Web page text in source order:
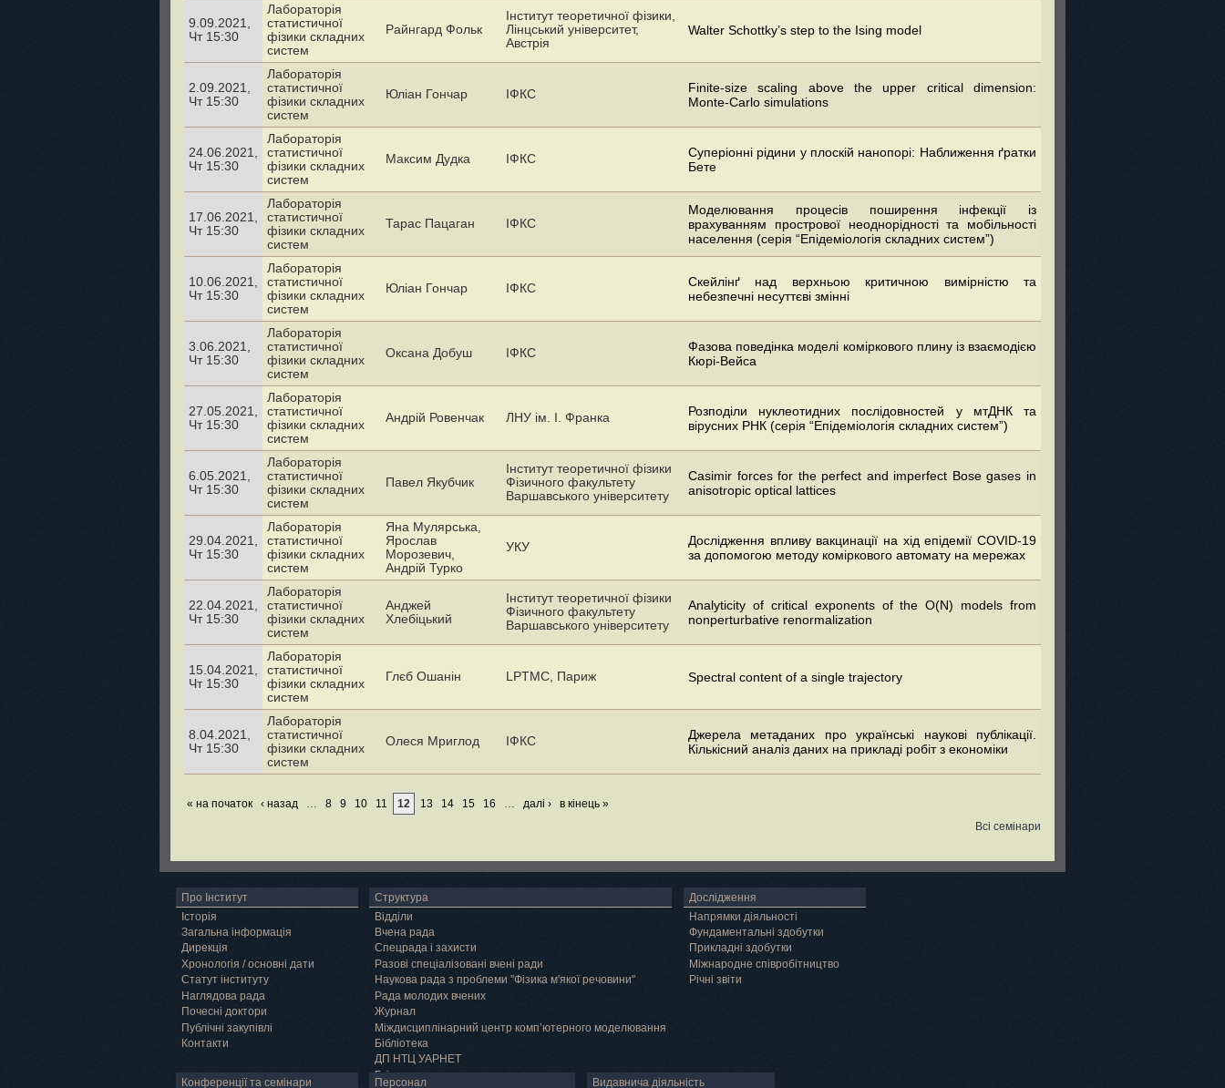
9.09.2021,
Чт 15:30
Лабораторія
статистичної
фізики складних
систем
Райнгард Фольк
Інститут теоретичної фізики,
Лінцський університет,
Австрія
Walter Schottky’s step to the Ising model
2.09.2021,
Чт 15:30
Лабораторія
статистичної
фізики складних
систем
Юліан Гончар ІФКС
Finite-size scaling above the upper critical dimension:
Monte-Carlo simulations
24.06.2021,
Чт 15:30
Лабораторія
статистичної
фізики складних
систем
Максим Дудка ІФКС
Суперіонні рідини у плоскій нанопорі: Наближення ґратки
Бете
17.06.2021,
Чт 15:30
Лабораторія
статистичної
фізики складних
систем
Тарас Пацаган ІФКС
Моделювання процесів поширення інфекції із
врахуванням прострової неоднорідності та мобільності
населення (серія “Епідеміологія складних систем”)
10.06.2021,
Чт 15:30
Лабораторія
статистичної
фізики складних
систем
Юліан Гончар ІФКС
Скейлінґ над верхньою критичною вимірністю та
небезпечні несуттєві змінні
3.06.2021,
Чт 15:30
Лабораторія
статистичної
фізики складних
систем
Оксана Добуш ІФКС
Фазова поведінка моделі коміркового плину із взаємодією
Кюрі-Вейса
27.05.2021,
Чт 15:30
Лабораторія
статистичної
фізики складних
систем
Андрій Ровенчак ЛНУ ім. І. Франка
Розподіли нуклеотидних послідовностей у мтДНК та
вірусних РНК (серія “Епідеміологія складних систем”)
6.05.2021,
Чт 15:30
Лабораторія
статистичної
фізики складних
систем
Павел Якубчик
Інститут теоретичної фізики
Фізичного факультету
Варшавського університету
Casimir forces for the perfect and imperfect Bose gases in
anisotropic optical lattices
29.04.2021,
Чт 15:30
Лабораторія
статистичної
фізики складних
систем
Яна Мулярська,
Ярослав
Морозевич,
Андрій Турко
УКУ
Дослідження впливу вакцинації на хід епідемії COVID-19
за допомогою методу коміркового автомату на мережах
22.04.2021,
Чт 15:30
Лабораторія
статистичної
фізики складних
систем
Анджей
Хлебіцький
Інститут теоретичної фізики
Фізичного факультету
Варшавського університету
Analyticity of critical exponents of the O(N) models from
nonperturbative renormalization
15.04.2021,
Чт 15:30
Лабораторія
статистичної
фізики складних
систем
Глєб Ошанін LPTMC, Париж Spectral content of a single trajectory
8.04.2021,
Чт 15:30
Лабораторія
статистичної
фізики складних
систем
Олеся Мриглод ІФКС
Джерела метаданих про українські наукові публікації.
Кількісний аналіз даних на прикладі робіт з економіки
« на початок ‹ назад 8 9 10 11 12 13 14 15 16 далі ›
в кінець »
Всі семінари
Про Інститут
Історія
Загальна інформація
Дирекція
Хронологія / основні дати
Статут інституту
Наглядова рада
Почесні доктори
Публічні закупівлі
Контакти
Структура
Відділи
Вчена рада
Спецрада і захисти
Разові спеціалізовані вчені ради
Наукова рада з проблеми "Фізика м'якої речовини"
Рада молодих вчених
Журнал
Міждисциплінарний центр комп’ютерного моделювання
Бібліотека
ДП НТЦ УАРНЕТ
Грід
Дослідження
Напрямки діяльності
Фундаментальні здобутки
Прикладні здобутки
Міжнародне співробітництво
Річні звіти
Конференції та семінари Персонал Видавнича діяльність